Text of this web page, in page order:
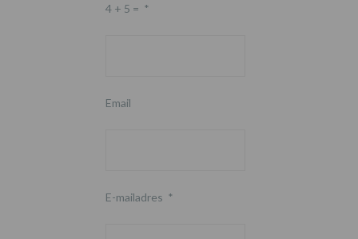
4 + 5 = *
Email
E-mailadres *